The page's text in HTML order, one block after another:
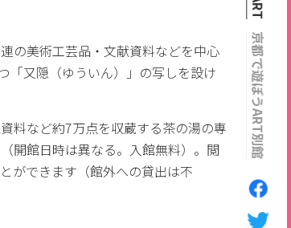
京都で遊ぼうART別館
の美術工芸品・文献資料などを中心
「又隠（ゆういん）」の写しを設け
料など約7万点を収蔵する茶の湯の専
開館日時は異なる。入館無料）。閲
ができます（館外への貸出は不